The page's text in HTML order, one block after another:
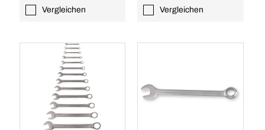
Vergleichen Vergleichen